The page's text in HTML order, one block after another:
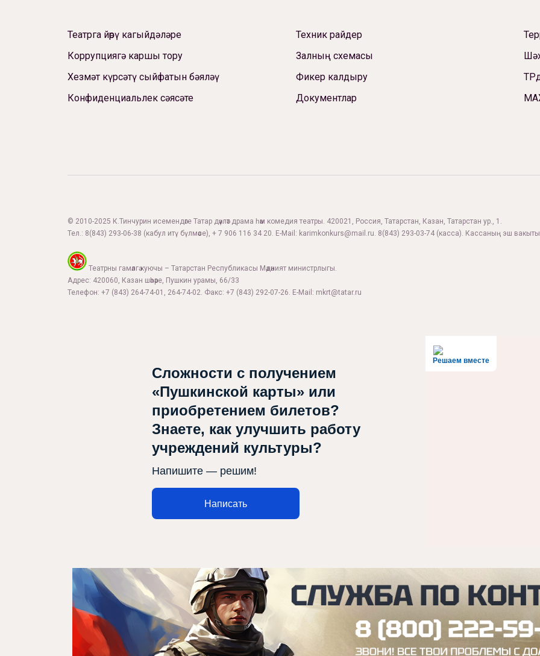
Афиша
Театр турында
Яңалыклар
Театрга йөрү кагыйдәләре
Коррупциягә каршы тору
Хезмәт күрсәтү сыйфатын бәяләү
Конфиденциальлек сәясәте
Техник райдер
Залның схемасы
Фикер калдыру
Документлар
© 2010-2025 К.Тинчурин исемендәге Татар дәүләт драма һәм комедия театры. 420021, Россия, Татарстан, Казан, Татарстан ур., 1.
Тел.: 8(843) 293-06-38 (кабул итү бүлмәсе), + 7 906 116 34 20. E-Mail: karimkonkurs@mail.ru. 8(843) 293-03-74 (касса). Кассаның эш
Театрны гамәлгә куючы – Татарстан Республикасы Мәдәният министрлыгы.
Адрес: 420060, Казан шәһәре, Пушкин урамы, 66/33
Телефон: +7 (843) 264-74-01, 264-74-02. Факс: +7 (843) 292-07-26. E-Mail: mkrt@tatar.ru
Решаем вместе
Сложности с получением
«Пушкинской карты» или
приобретением билетов?
Знаете, как улучшить работу
учреждений культуры?
Напишите — решим!
Написать